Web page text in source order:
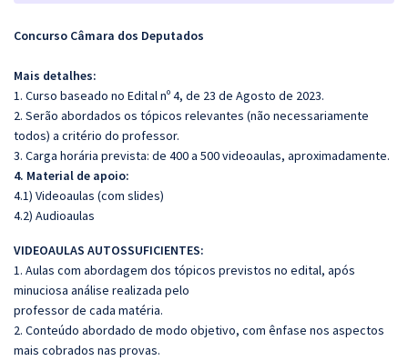
Concurso Câmara dos Deputados
Mais detalhes:
1. Curso baseado no Edital nº 4, de 23 de Agosto de 2023.
2. Serão abordados os tópicos relevantes (não necessariamente
todos) a critério do professor.
3. Carga horária prevista: de 400 a 500 videoaulas, aproximadamente.
4. Material de apoio:
4.1) Videoaulas (com slides)
4.2) Audioaulas
VIDEOAULAS AUTOSSUFICIENTES:
1. Aulas com abordagem dos tópicos previstos no edital, após
minuciosa análise realizada pelo
professor de cada matéria.
2. Conteúdo abordado de modo objetivo, com ênfase nos aspectos
mais cobrados nas provas.